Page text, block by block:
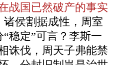
战国已然破产的事实
侯割据成性，周室
稳定”可言？李斯一
诛伐，周天子弗能禁